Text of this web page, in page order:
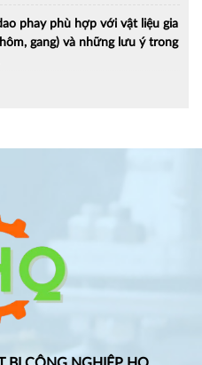
phay phù hợp với vật liệu gia
gang) và những lưu ý trong